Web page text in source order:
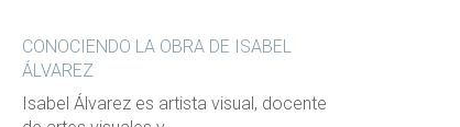
CONOCIENDO LA OBRA DE ISABEL
ÁLVAREZ
Isabel Álvarez es artista visual, docente